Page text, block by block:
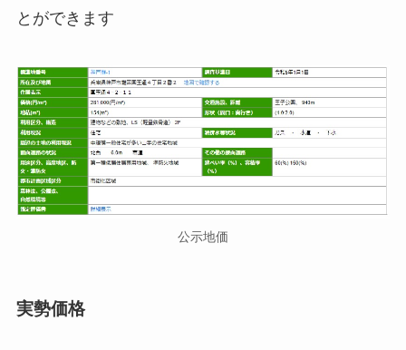
とができます
公示地価
実勢価格